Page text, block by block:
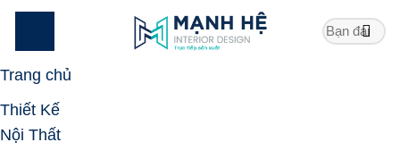
Skip
Trang chủ
Thiết Kế
Nội Thất